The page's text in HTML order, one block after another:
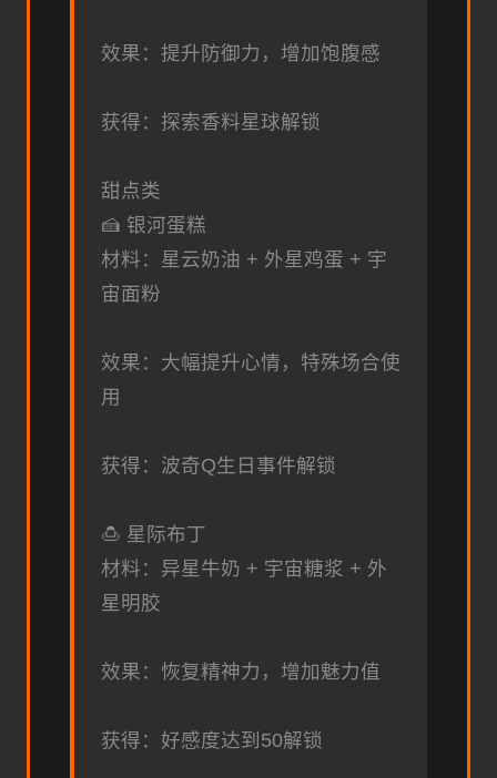
效果：提升防御力，增加饱腹感
获得：探索香料星球解锁
甜点类
🍰 银河蛋糕
材料：星云奶油 + 外星鸡蛋 + 宇
宙面粉
效果：大幅提升心情，特殊场合使
用
获得：波奇Q生日事件解锁
🍮 星际布丁
材料：异星牛奶 + 宇宙糖浆 + 外
星明胶
效果：恢复精神力，增加魅力值
获得：好感度达到50解锁